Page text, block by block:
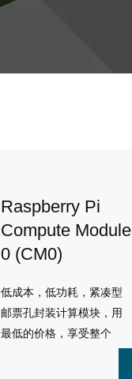
Raspberry Pi
Compute Module
0 (CM0)
低成本，低功耗，紧凑型
邮票孔封装计算模块，用
最低的价格，享受整个